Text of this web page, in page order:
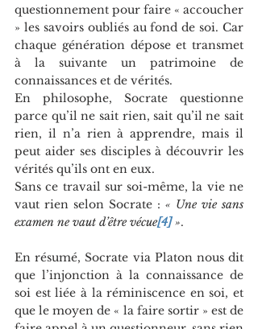
questionnement pour faire « accoucher
» les savoirs oubliés au fond de soi. Car
chaque génération dépose et transmet
à la suivante un patrimoine de
connaissances et de vérités.
En philosophe, Socrate questionne
parce qu’il ne sait rien, sait qu’il ne sait
rien, il n’a rien à apprendre, mais il
peut aider ses disciples à découvrir les
vérités qu’ils ont en eux.
Sans ce travail sur soi-même, la vie ne
vaut rien selon Socrate : « Une vie sans
examen ne vaut d’être vécue[4] ».
En résumé, Socrate via Platon nous dit
que l’injonction à la connaissance de
soi est liée à la réminiscence en soi, et
que le moyen de « la faire sortir » est de